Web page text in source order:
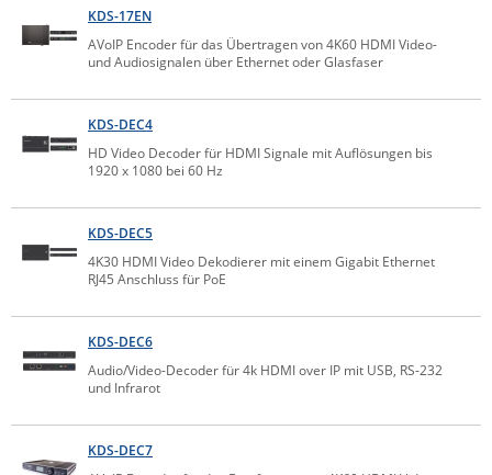
High Sec Labs
HW group
Icron
IEC Lock
Kerlink
Kramer Electronics
KVM TEC
Legrand
LigoWave
Milesight
Moxa
Netio
KDS-17EN
AVoIP Encoder für das Übertragen von 4K60 HDMI Video-
und Audiosignalen über Ethernet oder Glasfaser
KDS-DEC4
HD Video Decoder für HDMI Signale mit Auflösungen bis
1920 x 1080 bei 60 Hz
KDS-DEC5
4K30 HDMI Video Dekodierer mit einem Gigabit Ethernet
RJ45 Anschluss für PoE
KDS-DEC6
Audio/Video-Decoder für 4k HDMI over IP mit USB, RS-232
und Infrarot
KDS-DEC7